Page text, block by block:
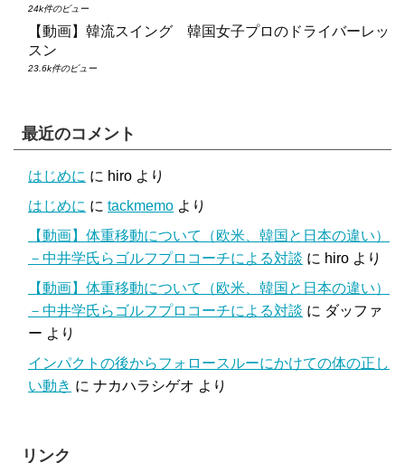
24k件のビュー
【動画】韓流スイング 韓国女子プロのドライバーレッ
スン
23.6k件のビュー
最近のコメント
はじめに に hiro より
はじめに に tackmemo より
【動画】体重移動について（欧米、韓国と日本の違い）
－中井学氏らゴルフプロコーチによる対談 に hiro より
【動画】体重移動について（欧米、韓国と日本の違い）
－中井学氏らゴルフプロコーチによる対談 に ダッファ
ー より
インパクトの後からフォロースルーにかけての体の正し
い動き に ナカハラシゲオ より
リンク